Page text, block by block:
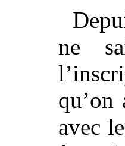
ne
qu’on
avec